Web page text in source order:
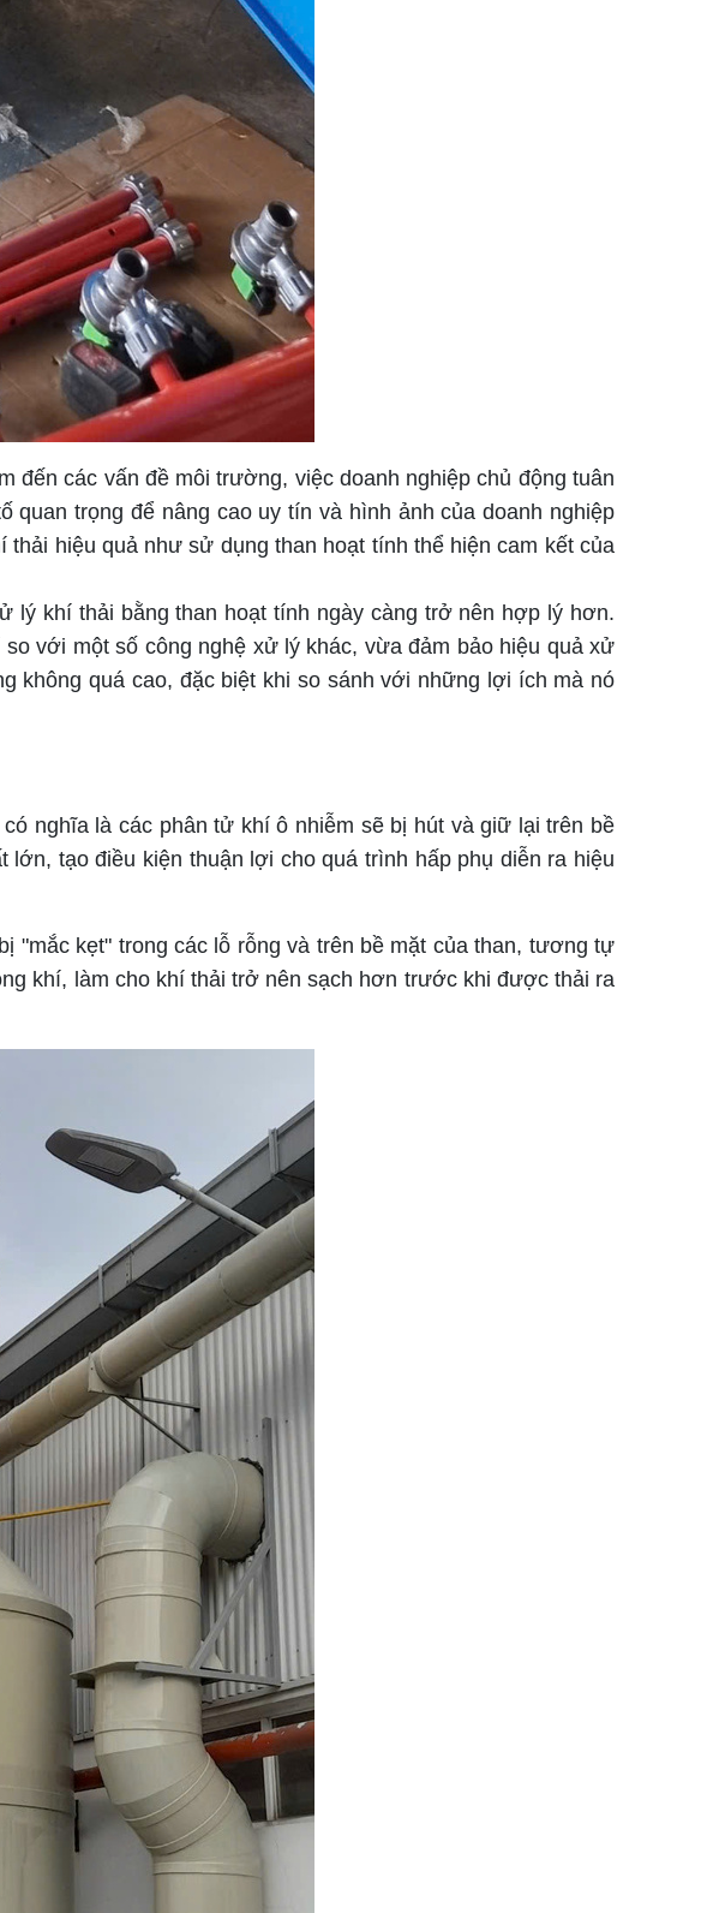
đến các vấn đề môi trường, việc doanh nghiệp chủ động tuân
quan trọng để nâng cao uy tín và hình ảnh của doanh nghiệp
hiệu quả như sử dụng than hoạt tính thể hiện cam kết của
lý khí thải bằng than hoạt tính ngày càng trở nên hợp lý hơn.
với một số công nghệ xử lý khác, vừa đảm bảo hiệu quả xử
không quá cao, đặc biệt khi so sánh với những lợi ích mà nó
nghĩa là các phân tử khí ô nhiễm sẽ bị hút và giữ lại trên bề
tạo điều kiện thuận lợi cho quá trình hấp phụ diễn ra hiệu
kẹt" trong các lỗ rỗng và trên bề mặt của than, tương tự
khí, làm cho khí thải trở nên sạch hơn trước khi được thải ra